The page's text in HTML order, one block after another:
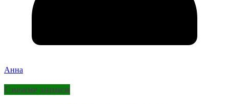
Анна
Свежие записи